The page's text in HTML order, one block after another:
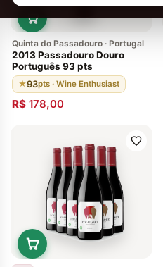
Quinta do Passadouro · Portugal
2013 Passadouro Douro
Português 93 pts
★93pts · Wine Enthusiast
R$ 178,00